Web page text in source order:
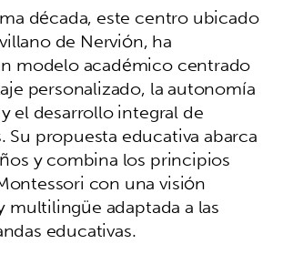
década, este centro ubicado
de Nervión, ha
modelo académico centrado
personalizado, la autonomía
el desarrollo integral de
propuesta educativa abarca
y combina los principios
con una visión
multilingüe adaptada a las
educativas.